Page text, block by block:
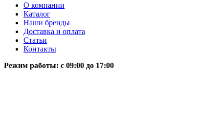
О компании
Каталог
Наши бренды
Доставка и оплата
Статьи
Контакты
Режим работы: c 09:00 до 17:00